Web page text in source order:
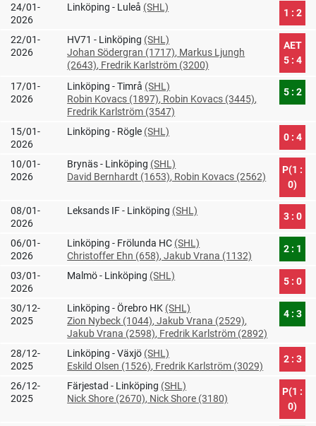
24/01-
2026
Linköping - Luleå (SHL) 1 : 2
22/01-
2026
HV71 - Linköping (SHL)
Johan Södergran (1717), Markus Ljungh
(2643), Fredrik Karlström (3200)
AET
5 : 4
17/01-
2026
Linköping - Timrå (SHL)
Robin Kovacs (1897), Robin Kovacs (3445),
Fredrik Karlström (3547)
5 : 2
15/01-
2026
Linköping - Rögle (SHL) 0 : 4
10/01-
2026
Brynäs - Linköping (SHL)
David Bernhardt (1653), Robin Kovacs (2562)
P(1 :
0)
08/01-
2026
Leksands IF - Linköping (SHL) 3 : 0
06/01-
2026
Linköping - Frölunda HC (SHL)
Christoffer Ehn (658), Jakub Vrana (1132)
2 : 1
03/01-
2026
Malmö - Linköping (SHL) 5 : 0
30/12-
2025
Linköping - Örebro HK (SHL)
Zion Nybeck (1044), Jakub Vrana (2529),
Jakub Vrana (2598), Fredrik Karlström (2892)
4 : 3
28/12-
2025
Linköping - Växjö (SHL)
Eskild Olsen (1526), Fredrik Karlström (3029)
2 : 3
26/12-
2025
Färjestad - Linköping (SHL)
Nick Shore (2670), Nick Shore (3180)
P(1 :
0)